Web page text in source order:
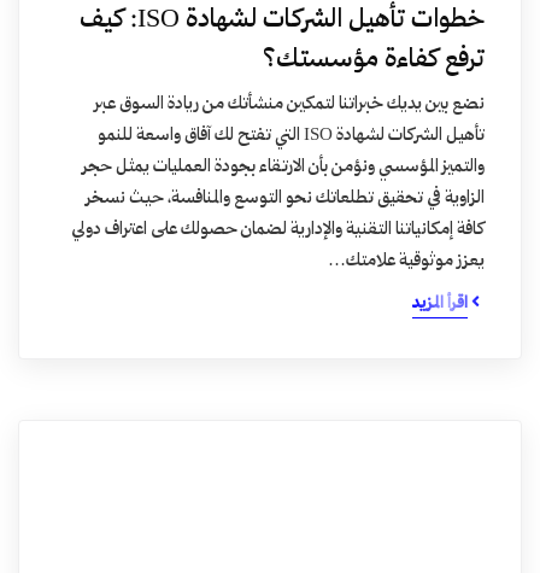
خطوات تأهيل الشركات لشهادة ISO: كيف
ترفع كفاءة مؤسستك؟
نضع بين يديك خبراتنا لتمكين منشأتك من ريادة السوق عبر
تأهيل الشركات لشهادة ISO التي تفتح لك آفاق واسعة للنمو
والتميز المؤسسي ونؤمن بأن الارتقاء بجودة العمليات يمثل حجر
الزاوية في تحقيق تطلعاتك نحو التوسع والمنافسة، حيث نسخر
كافة إمكانياتنا التقنية والإدارية لضمان حصولك على اعتراف دولي
يعزز موثوقية علامتك…
اقرأ المزيد